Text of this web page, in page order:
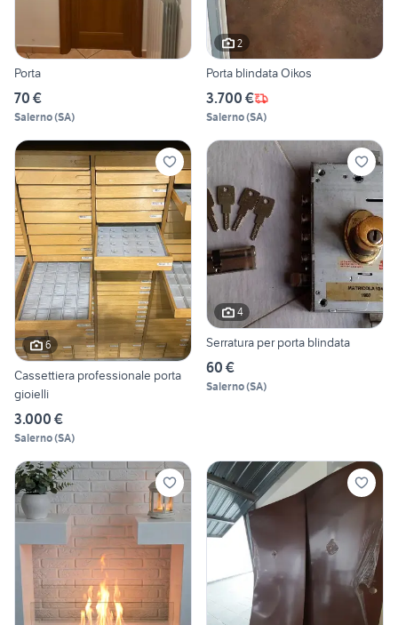
Porta
70 €
Salerno(SA)
2
Porta blindata Oikos
3.700 €
Salerno(SA)
6
Cassettiera professionale porta
gioielli
3.000 €
Salerno(SA)
4
Serratura per porta blindata
60 €
Salerno(SA)